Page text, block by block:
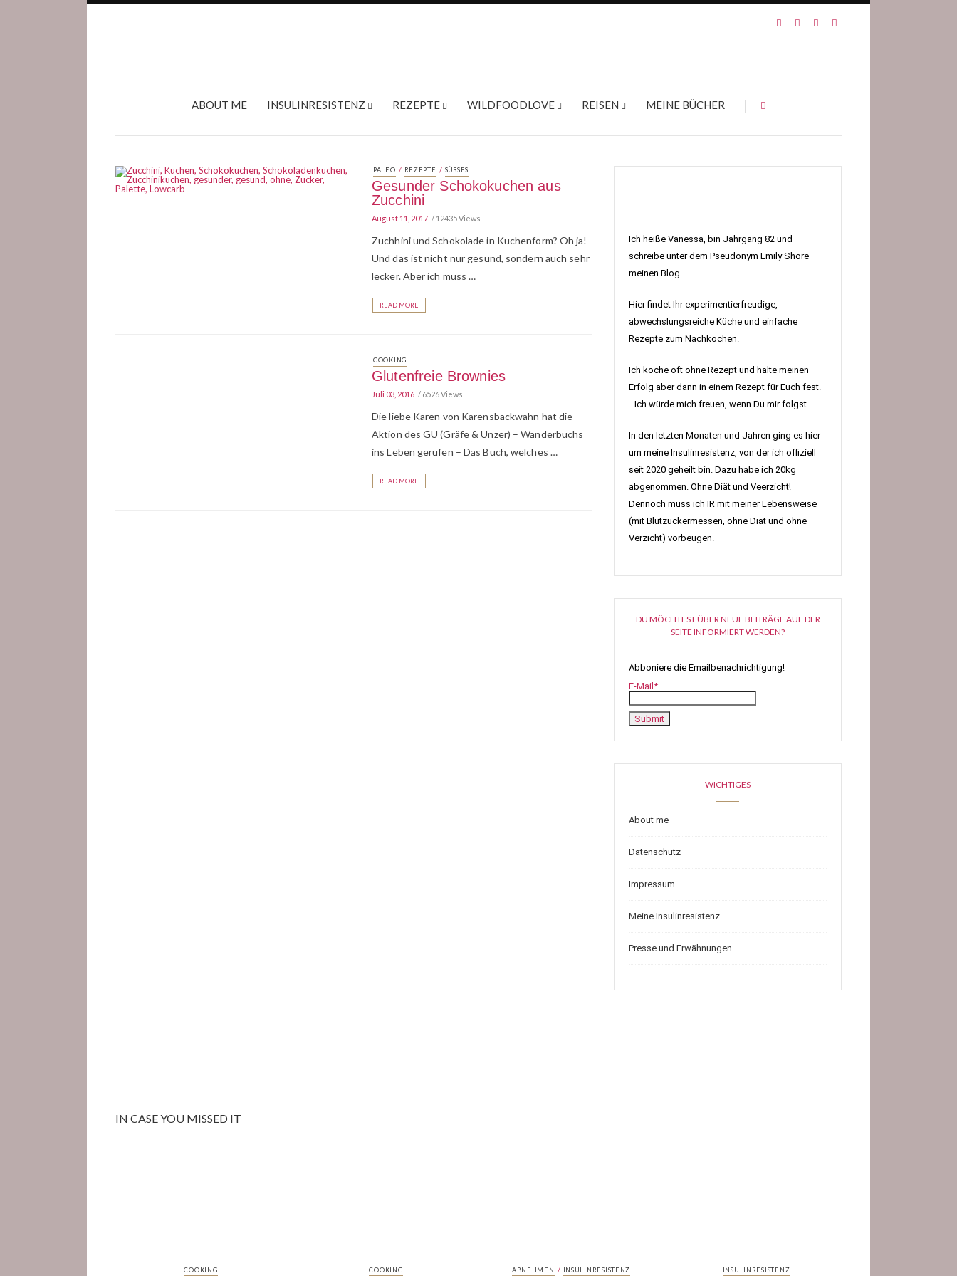
ABOUT ME INSULINRESISTENZ REZEPTE WILDFOODLOVE REISEN MEINE BÜCHER
PALEO / REZEPTE / SÜSSES
Gesunder Schokokuchen aus
Zucchini
August 11, 2017 12435 Views
Zuchhini und Schokolade in Kuchenform? Oh ja!
Und das ist nicht nur gesund, sondern auch sehr
lecker. Aber ich muss …
READ MORE
COOKING
Glutenfreie Brownies
Juli 03, 2016 6526 Views
Die liebe Karen von Karensbackwahn hat die
Aktion des GU (Gräfe & Unzer) – Wanderbuchs
ins Leben gerufen – Das Buch, welches …
READ MORE
Ich heiße Vanessa, bin Jahrgang 82 und
schreibe unter dem Pseudonym Emily Shore
meinen Blog.
Hier findet Ihr experimentierfreudige,
abwechslungsreiche Küche und einfache
Rezepte zum Nachkochen.
Ich koche oft ohne Rezept und halte meinen
Erfolg aber dann in einem Rezept für Euch fest.
Ich würde mich freuen, wenn Du mir folgst.
In den letzten Monaten und Jahren ging es hier
um meine Insulinresistenz, von der ich offiziell
seit 2020 geheilt bin. Dazu habe ich 20kg
abgenommen. Ohne Diät und Veerzicht!
Dennoch muss ich IR mit meiner Lebensweise
(mit Blutzuckermessen, ohne Diät und ohne
Verzicht) vorbeugen.
DU MÖCHTEST ÜBER NEUE BEITRÄGE AUF DER
SEITE INFORMIERT WERDEN?
Abboniere die Emailbenachrichtigung!
E-Mail*
WICHTIGES
About me
Datenschutz
Impressum
Meine Insulinresistenz
Presse und Erwähnungen
IN CASE YOU MISSED IT
COOKING COOKING ABNEHMEN / INSULINRESISTENZ INSULINRESISTENZ